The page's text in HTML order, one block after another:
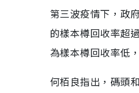
第三波疫情下，政
的樣本樽回收率超
為樣本樽回收率低
何栢良指出，碼頭